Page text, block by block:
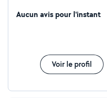
vous aider pour de la
Aucun avis pour l'instant
Voir le profil